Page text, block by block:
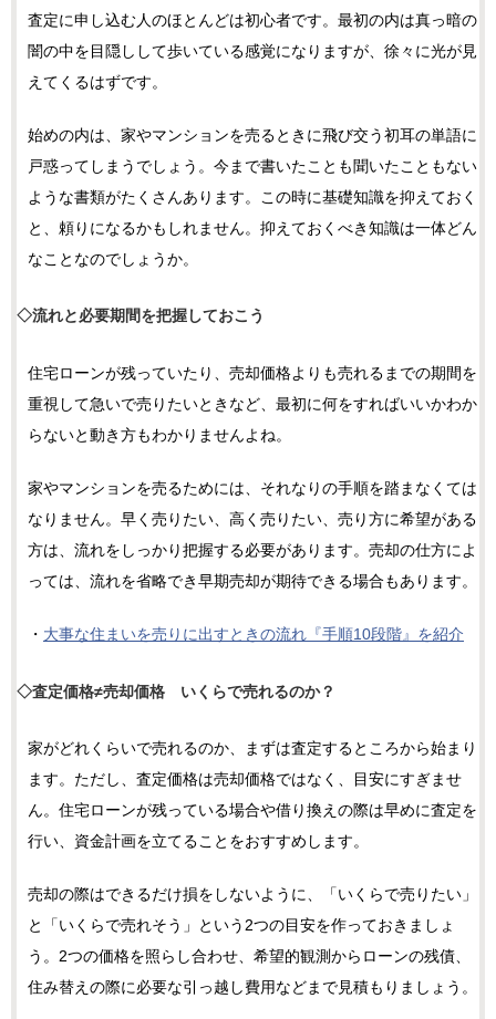
査定に申し込む人のほとんどは初心者です。最初の内は真っ暗の
闇の中を目隠しして歩いている感覚になりますが、徐々に光が見
えてくるはずです。
始めの内は、家やマンションを売るときに飛び交う初耳の単語に
戸惑ってしまうでしょう。今まで書いたことも聞いたこともない
ような書類がたくさんあります。この時に基礎知識を抑えておく
と、頼りになるかもしれません。抑えておくべき知識は一体どん
なことなのでしょうか。
◇流れと必要期間を把握しておこう
住宅ローンが残っていたり、売却価格よりも売れるまでの期間を
重視して急いで売りたいときなど、最初に何をすればいいかわか
らないと動き方もわかりませんよね。
家やマンションを売るためには、それなりの手順を踏まなくては
なりません。早く売りたい、高く売りたい、売り方に希望がある
方は、流れをしっかり把握する必要があります。売却の仕方によ
っては、流れを省略でき早期売却が期待できる場合もあります。
・ 大事な住まいを売りに出すときの流れ『手順10段階』を紹介
◇査定価格≠売却価格 いくらで売れるのか？
家がどれくらいで売れるのか、まずは査定するところから始まり
ます。ただし、査定価格は売却価格ではなく、目安にすぎませ
ん。住宅ローンが残っている場合や借り換えの際は早めに査定を
行い、資金計画を立てることをおすすめします。
売却の際はできるだけ損をしないように、「いくらで売りたい」
と「いくらで売れそう」という2つの目安を作っておきましょ
う。2つの価格を照らし合わせ、希望的観測からローンの残債、
住み替えの際に必要な引っ越し費用などまで見積もりましょう。